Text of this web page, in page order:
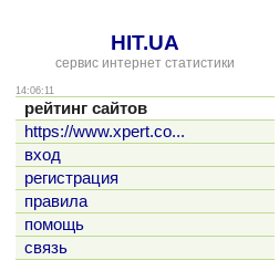
HIT.UA
сервис интернет статистики
14:06:11
рейтинг сайтов
https://www.xpert.co...
вход
регистрация
правила
помощь
связь